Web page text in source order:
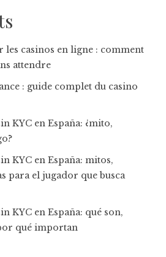
les casinos en ligne : comment
attendre
: guide complet du casino
KYC en España: ¿mito,
KYC en España: mitos,
para el jugador que busca
KYC en España: qué son,
qué importan